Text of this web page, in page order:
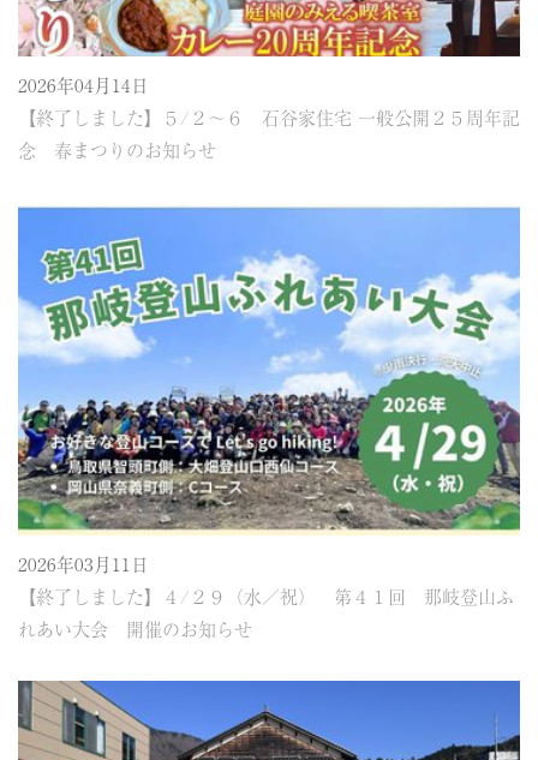
2026年04月14日
【終了しました】５/２～６ 石谷家住宅 一般公開２５周年記
念 春まつりのお知らせ
2026年03月11日
【終了しました】４/２９（水／祝） 第４１回 那岐登山ふ
れあい大会 開催のお知らせ